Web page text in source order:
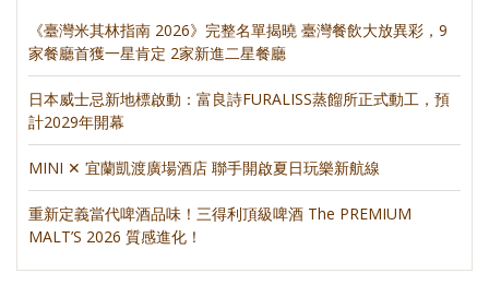
《臺灣米其林指南 2026》完整名單揭曉 臺灣餐飲大放異彩，9
家餐廳首獲一星肯定 2家新進二星餐廳
日本威士忌新地標啟動：富良詩FURALISS蒸餾所正式動工，預
計2029年開幕
MINI ✕ 宜蘭凱渡廣場酒店 聯手開啟夏日玩樂新航線
重新定義當代啤酒品味！三得利頂級啤酒 The PREMIUM
MALT’S 2026 質感進化！